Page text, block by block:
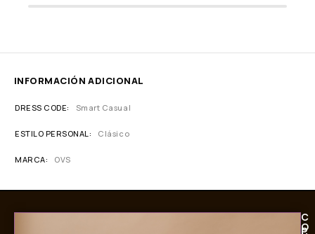
INFORMACIÓN ADICIONAL
DRESS CODE Smart Casual
ESTILO PERSONAL Clásico
MARCA OVS
C
O
P